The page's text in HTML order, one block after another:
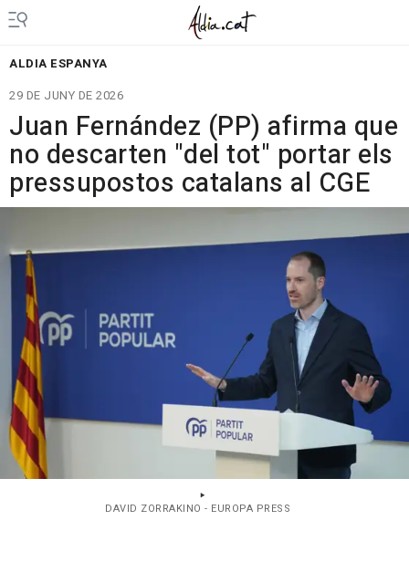
ALDIA ESPANYA
29 DE JUNY DE 2026
Juan Fernández (PP) afirma que
no descarten "del tot" portar els
pressupostos catalans al CGE
DAVID ZORRAKINO - EUROPA PRESS